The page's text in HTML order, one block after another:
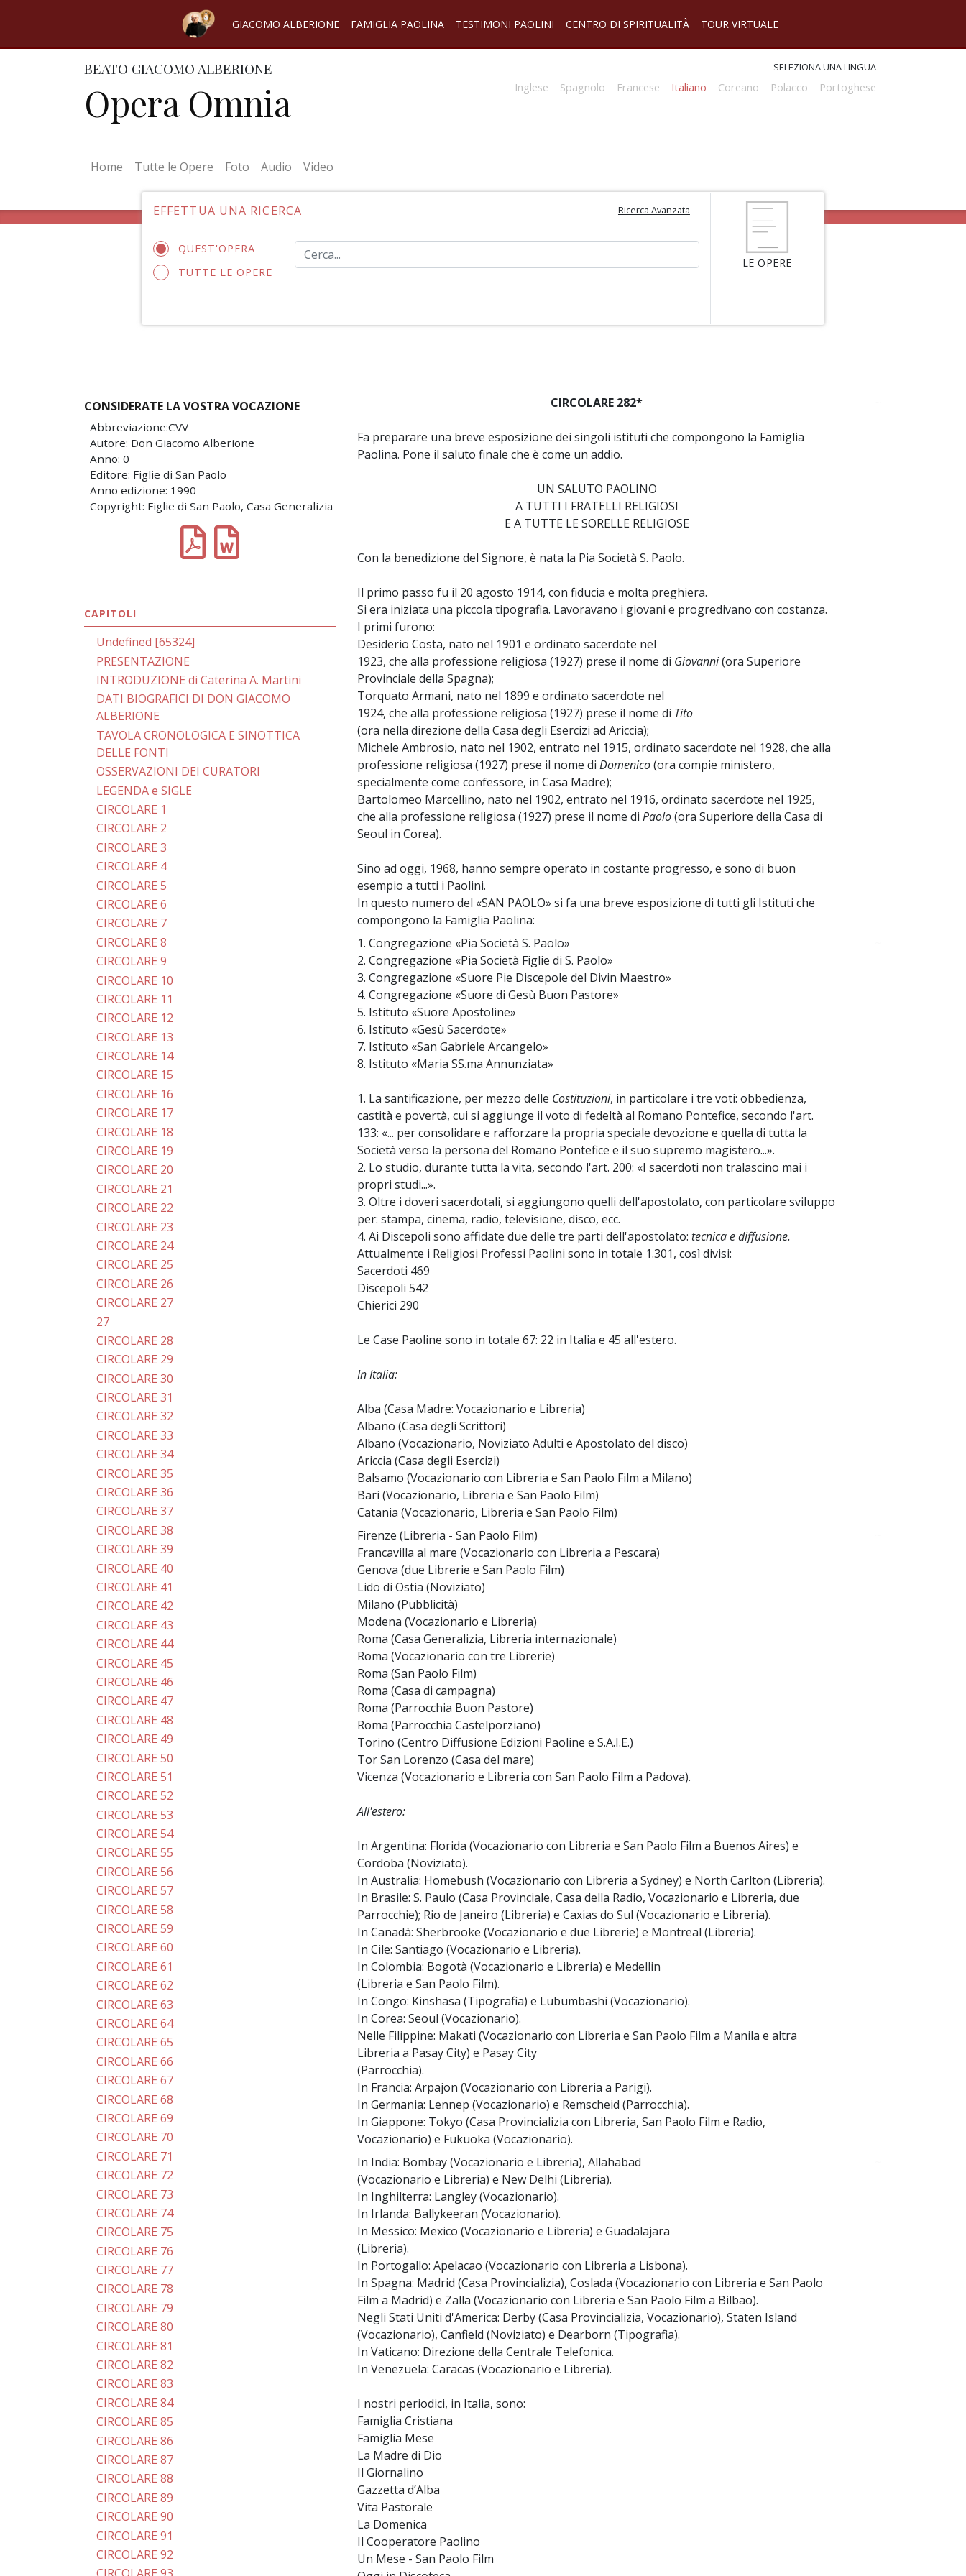
GIACOMO ALBERIONE FAMIGLIA PAOLINA TESTIMONI PAOLINI CENTRO DI SPIRITUALITÀ TOUR VIRTUALE
BEATO GIACOMO ALBERIONE
Opera Omnia
SELEZIONA UNA LINGUA
Inglese Spagnolo Francese Italiano Coreano Polacco Portoghese
Home (current)
Tutte le Opere Foto Audio Video
EFFETTUA UNA RICERCA Ricerca Avanzata
QUEST'OPERA
TUTTE LE OPERE
LE OPERE
CONSIDERATE LA VOSTRA VOCAZIONE
Abbreviazione:CVV
Autore: Don Giacomo Alberione
Anno: 0
Editore: Figlie di San Paolo
Anno edizione: 1990
Copyright: Figlie di San Paolo, Casa Generalizia
CAPITOLI
Undefined [65324]
PRESENTAZIONE
INTRODUZIONE di Caterina A. Martini
DATI BIOGRAFICI DI DON GIACOMO
ALBERIONE
TAVOLA CRONOLOGICA E SINOTTICA
DELLE FONTI
OSSERVAZIONI DEI CURATORI
LEGENDA e SIGLE
CIRCOLARE 1
CIRCOLARE 2
CIRCOLARE 3
CIRCOLARE 4
CIRCOLARE 5
CIRCOLARE 6
CIRCOLARE 7
CIRCOLARE 8
CIRCOLARE 9
CIRCOLARE 10
CIRCOLARE 11
CIRCOLARE 12
CIRCOLARE 13
CIRCOLARE 14
CIRCOLARE 15
CIRCOLARE 16
CIRCOLARE 17
CIRCOLARE 18
CIRCOLARE 19
CIRCOLARE 20
CIRCOLARE 21
CIRCOLARE 22
CIRCOLARE 23
CIRCOLARE 24
CIRCOLARE 25
CIRCOLARE 26
CIRCOLARE 27
27
CIRCOLARE 28
CIRCOLARE 29
CIRCOLARE 30
CIRCOLARE 31
CIRCOLARE 32
CIRCOLARE 33
CIRCOLARE 34
CIRCOLARE 35
CIRCOLARE 36
CIRCOLARE 37
CIRCOLARE 38
CIRCOLARE 39
CIRCOLARE 40
CIRCOLARE 41
CIRCOLARE 42
CIRCOLARE 43
CIRCOLARE 44
CIRCOLARE 45
CIRCOLARE 46
CIRCOLARE 47
CIRCOLARE 48
CIRCOLARE 49
CIRCOLARE 50
CIRCOLARE 51
CIRCOLARE 52
CIRCOLARE 53
CIRCOLARE 54
CIRCOLARE 55
CIRCOLARE 56
CIRCOLARE 57
CIRCOLARE 58
CIRCOLARE 59
CIRCOLARE 60
CIRCOLARE 61
CIRCOLARE 62
CIRCOLARE 63
CIRCOLARE 64
CIRCOLARE 65
CIRCOLARE 66
CIRCOLARE 67
CIRCOLARE 68
CIRCOLARE 69
CIRCOLARE 70
CIRCOLARE 71
CIRCOLARE 72
CIRCOLARE 73
CIRCOLARE 74
CIRCOLARE 75
CIRCOLARE 76
CIRCOLARE 77
CIRCOLARE 78
CIRCOLARE 79
CIRCOLARE 80
CIRCOLARE 81
CIRCOLARE 82
CIRCOLARE 83
CIRCOLARE 84
CIRCOLARE 85
CIRCOLARE 86
CIRCOLARE 87
CIRCOLARE 88
CIRCOLARE 89
CIRCOLARE 90
CIRCOLARE 91
CIRCOLARE 92
CIRCOLARE 282*
Fa preparare una breve esposizione dei singoli istituti che compongono la Famiglia
Paolina. Pone il saluto finale che è come un addio.
UN SALUTO PAOLINO
A TUTTI I FRATELLI RELIGIOSI
E A TUTTE LE SORELLE RELIGIOSE
Con la benedizione del Signore, è nata la Pia Società S. Paolo.
Il primo passo fu il 20 agosto 1914, con fiducia e molta preghiera.
Si era iniziata una piccola tipografia. Lavoravano i giovani e progredivano con costanza.
I primi furono:
Desiderio Costa, nato nel 1901 e ordinato sacerdote nel
1923, che alla professione religiosa (1927) prese il nome di Giovanni(ora Superiore
Provinciale della Spagna);
Torquato Armani, nato nel 1899 e ordinato sacerdote nel
1924, che alla professione religiosa (1927) prese il nome di Tito
(ora nella direzione della Casa degli Esercizi ad Ariccia);
Michele Ambrosio, nato nel 1902, entrato nel 1915, ordinato sacerdote nel 1928, che alla
professione religiosa (1927) prese il nome di Domenico(ora compie ministero,
specialmente come confessore, in Casa Madre);
Bartolomeo Marcellino, nato nel 1902, entrato nel 1916, ordinato sacerdote nel 1925,
che alla professione religiosa (1927) prese il nome di Paolo(ora Superiore della Casa di
Seoul in Corea).
Sino ad oggi, 1968, hanno sempre operato in costante progresso, e sono di buon
esempio a tutti i Paolini.
In questo numero del «SAN PAOLO» si fa una breve esposizione di tutti gli Istituti che
compongono la Famiglia Paolina:
1. Congregazione «Pia Società S. Paolo»
2. Congregazione «Pia Società Figlie di S. Paolo»
3. Congregazione «Suore Pie Discepole del Divin Maestro»
4. Congregazione «Suore di Gesù Buon Pastore»
5. Istituto «Suore Apostoline»
6. Istituto «Gesù Sacerdote»
7. Istituto «San Gabriele Arcangelo»
8. Istituto «Maria SS.ma Annunziata»
1. La santificazione, per mezzo delle Costituzioni, in particolare i tre voti: obbedienza,
castità e povertà, cui si aggiunge il voto di fedeltà al Romano Pontefice, secondo l'art.
133: «... per consolidare e rafforzare la propria speciale devozione e quella di tutta la
Società verso la persona del Romano Pontefice e il suo supremo magistero...».
2. Lo studio, durante tutta la vita, secondo l'art. 200: «I sacerdoti non tralascino mai i
propri studi...».
3. Oltre i doveri sacerdotali, si aggiungono quelli dell'apostolato, con particolare sviluppo
per: stampa, cinema, radio, televisione, disco, ecc.
4. Ai Discepoli sono affidate due delle tre parti dell'apostolato: tecnica e diffusione.
Attualmente i Religiosi Professi Paolini sono in totale 1.301, così divisi:
Sacerdoti 469
Discepoli 542
Chierici 290
Le Case Paoline sono in totale 67: 22 in Italia e 45 all'estero.
In Italia:
Alba (Casa Madre: Vocazionario e Libreria)
Albano (Casa degli Scrittori)
Albano (Vocazionario, Noviziato Adulti e Apostolato del disco)
Ariccia (Casa degli Esercizi)
Balsamo (Vocazionario con Libreria e San Paolo Film a Milano)
Bari (Vocazionario, Libreria e San Paolo Film)
Catania (Vocazionario, Libreria e San Paolo Film)
Firenze (Libreria - San Paolo Film)
Francavilla al mare (Vocazionario con Libreria a Pescara)
Genova (due Librerie e San Paolo Film)
Lido di Ostia (Noviziato)
Milano (Pubblicità)
Modena (Vocazionario e Libreria)
Roma (Casa Generalizia, Libreria internazionale)
Roma (Vocazionario con tre Librerie)
Roma (San Paolo Film)
Roma (Casa di campagna)
Roma (Parrocchia Buon Pastore)
Roma (Parrocchia Castelporziano)
Torino (Centro Diffusione Edizioni Paoline e S.A.I.E.)
Tor San Lorenzo (Casa del mare)
Vicenza (Vocazionario e Libreria con San Paolo Film a Padova).
All'estero:
In Argentina: Florida (Vocazionario con Libreria e San Paolo Film a Buenos Aires) e
Cordoba (Noviziato).
In Australia: Homebush (Vocazionario con Libreria a Sydney) e North Carlton (Libreria).
In Brasile: S. Paulo (Casa Provinciale, Casa della Radio, Vocazionario e Libreria, due
Parrocchie); Rio de Janeiro (Libreria) e Caxias do Sul (Vocazionario e Libreria).
In Canadà: Sherbrooke (Vocazionario e due Librerie) e Montreal (Libreria).
In Cile: Santiago (Vocazionario e Libreria).
In Colombia: Bogotà (Vocazionario e Libreria) e Medellin
(Libreria e San Paolo Film).
In Congo: Kinshasa (Tipografia) e Lubumbashi (Vocazionario).
In Corea: Seoul (Vocazionario).
Nelle Filippine: Makati (Vocazionario con Libreria e San Paolo Film a Manila e altra
Libreria a Pasay City) e Pasay City
(Parrocchia).
In Francia: Arpajon (Vocazionario con Libreria a Parigi).
In Germania: Lennep (Vocazionario) e Remscheid (Parrocchia).
In Giappone: Tokyo (Casa Provincializia con Libreria, San Paolo Film e Radio,
Vocazionario) e Fukuoka (Vocazionario).
In India: Bombay (Vocazionario e Libreria), Allahabad
(Vocazionario e Libreria) e New Delhi (Libreria).
In Inghilterra: Langley (Vocazionario).
In Irlanda: Ballykeeran (Vocazionario).
In Messico: Mexico (Vocazionario e Libreria) e Guadalajara
(Libreria).
In Portogallo: Apelacao (Vocazionario con Libreria a Lisbona).
In Spagna: Madrid (Casa Provincializia), Coslada (Vocazionario con Libreria e San Paolo
Film a Madrid) e Zalla (Vocazionario con Libreria e San Paolo Film a Bilbao).
Negli Stati Uniti d'America: Derby (Casa Provincializia, Vocazionario), Staten Island
(Vocazionario), Canfield (Noviziato) e Dearborn (Tipografia).
In Vaticano: Direzione della Centrale Telefonica.
In Venezuela: Caracas (Vocazionario e Libreria).
I nostri periodici, in Italia, sono:
Famiglia Cristiana
Famiglia Mese
La Madre di Dio
Il Giornalino
Gazzetta d’Alba
Vita Pastorale
La Domenica
Il Cooperatore Paolino
Un Mese - San Paolo Film